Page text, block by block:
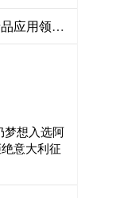
易云达配资 华新精科：公司核心产品应用领域包括机器狗、人形机器人
梦想入选阿
意大利征